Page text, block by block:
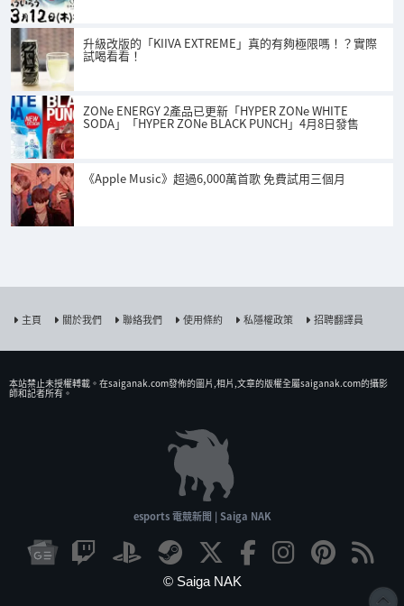
升級改版的「KIIVA EXTREME」真的有夠極限嗎！？實際
試喝看看！
ZONe ENERGY 2產品已更新「HYPER ZONe WHITE
SODA」「HYPER ZONe BLACK PUNCH」4月8日發售
《Apple Music》超過6,000萬首歌 免費試用三個月
主頁 關於我們 聯絡我們 使用條約 私隱權政策 招聘翻譯員
本站禁止未授權𨍭載。在saiganak.com發佈的圖片,相片,文章的版權全屬saiganak.com的攝影
師和記者所有。
esports 電競新聞 | Saiga NAK
© Saiga NAK